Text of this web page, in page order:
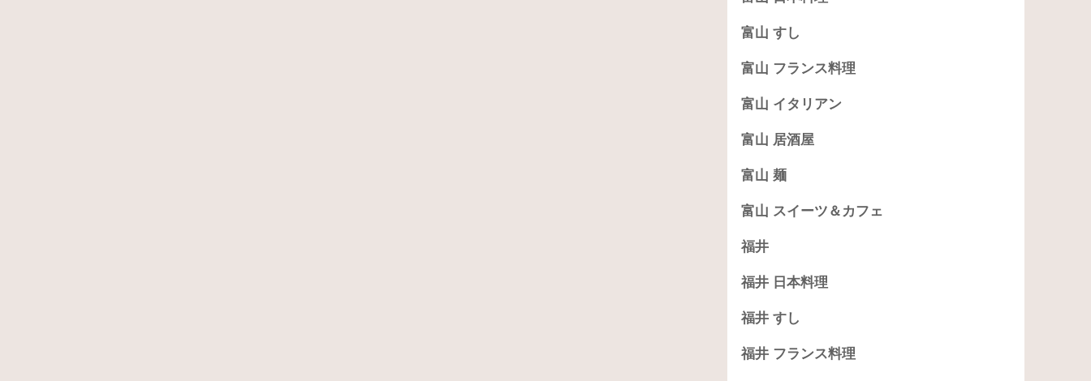
富山 すし
富山 フランス料理
富山 イタリアン
富山 居酒屋
富山 麺
富山 スイーツ＆カフェ
福井
福井 日本料理
福井 すし
福井 フランス料理